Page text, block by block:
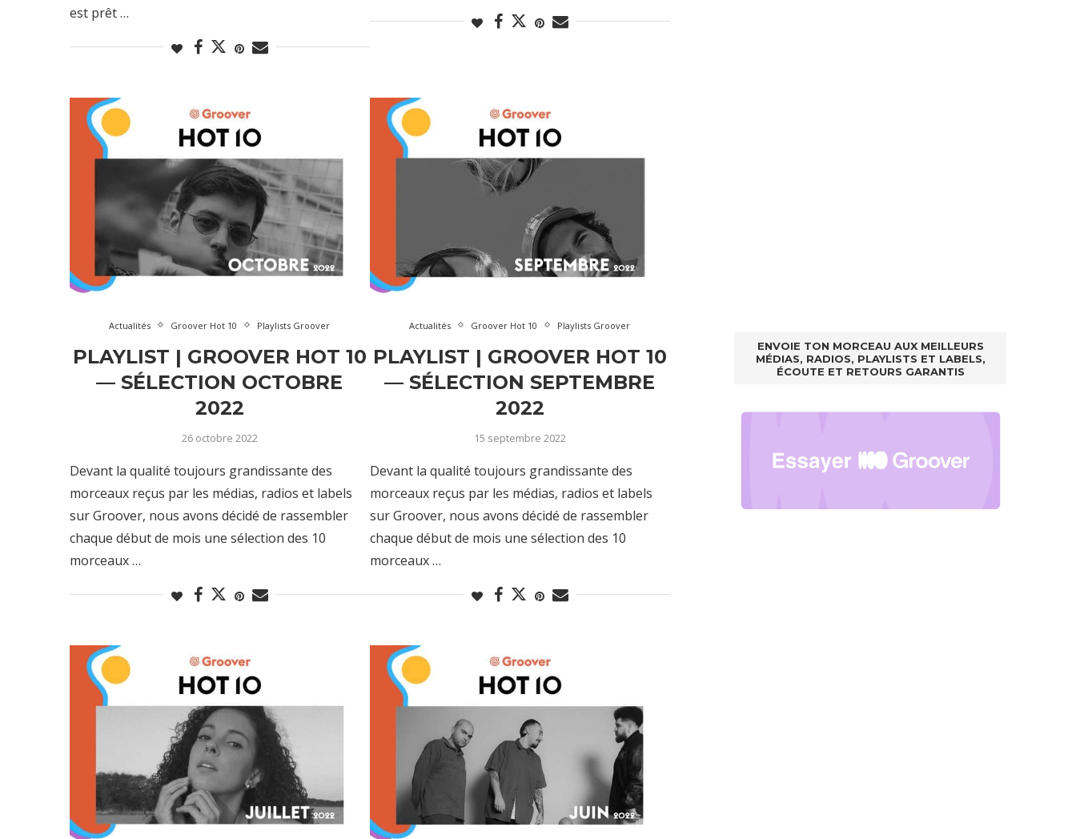
est prêt …
Actualités Groover Hot 10 Playlists Groover
PLAYLIST | GROOVER HOT 10
— SÉLECTION OCTOBRE
2022
26 octobre 2022
Devant la qualité toujours grandissante des
morceaux reçus par les médias, radios et labels
sur Groover, nous avons décidé de rassembler
chaque début de mois une sélection des 10
morceaux …
Actualités Groover Hot 10 Playlists Groover
PLAYLIST | GROOVER HOT 10
— SÉLECTION SEPTEMBRE
2022
15 septembre 2022
Devant la qualité toujours grandissante des
morceaux reçus par les médias, radios et labels
sur Groover, nous avons décidé de rassembler
chaque début de mois une sélection des 10
morceaux …
ENVOIE TON MORCEAU AUX MEILLEURS
MÉDIAS, RADIOS, PLAYLISTS ET LABELS,
ÉCOUTE ET RETOURS GARANTIS